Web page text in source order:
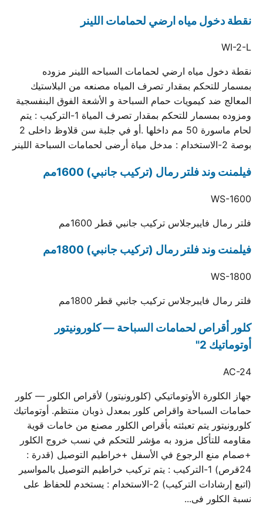
نقطة دخول مياه ارضي لحمامات اللينر
WI-2-L
نقطة دخول مياه ارضي لحمامات السباحه اللينر مزوده
بمسمار للتحكم بمقدار تصرف المياه مصنعه من البلاستيك
المعالج ضد كيمويات حمام السباحة و الأشعة الفوق البنفسجية
ومزوده بمسمار للتحكم بمقدار تصرف المياة 1-التركيب : يتم
لحام ماسورة 50 مم داخلها .أو في جلبة سن قلاوظ داخلى 2
بوصة 2-الاستخدام : مدخل مياة أرضى لحمامات السباحة اللينر
فيلمنت وند فلتر رمال (تركيب جانبي) 1600مم
WS-1600
فلتر رمال فايبرجلاس تركيب جانبي قطر 1600مم
فيلمنت وند فلتر رمال (تركيب جانبي) 1800مم
WS-1800
فلتر رمال فايبرجلاس تركيب جانبي قطر 1800مم
كلور أقراص لحمامات السباحة — كلورونيتور
أوتوماتيك 2"
AC-24
جهاز الكلورة الأوتوماتيكي (كلورونيتور) لأقراص الكلور — كلور
حمامات السباحة واقراص كلور بمعدل ذوبان منتظم. أوتوماتيك
كلورونيتور يتم تعبئته بأقراص الكلور مصنع من خامات قوية
مقاومه للتأكل مزود به مؤشر للتحكم في نسب خروج الكلور
+صمام منع الرجوع في الأسفل +خراطيم التوصيل (قدرة :
24قرص) 1-التركيب : يتم تركيب خراطيم التوصيل بالمواسير
(اتبع إرشادات التركيب) 2-الاستخدام : يستخدم للحفاظ على
نسبة الكلور فى...